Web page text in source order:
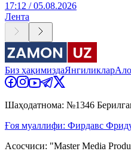
17:12 / 05.08.2026
Лента
Биз ҳақимиздаЯнгиликлар
Шаҳодатнома: №1346
Ғоя муаллифи: Фирдавс
Асосчиси: "Master Media